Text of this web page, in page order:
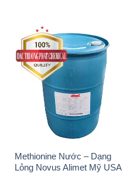
Methionine Nước – Dạng
Lỏng Novus Alimet Mỹ USA